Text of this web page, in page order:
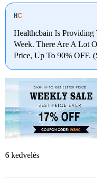
Healthcbain Is Providing
Week. There Are A Lot
Price, Up To 90% OFF.
6 kedvelés